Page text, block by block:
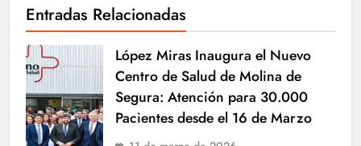
Entradas Relacionadas
López Miras Inaugura el Nuevo
Centro de Salud de Molina de
Segura: Atención para 30.000
Pacientes desde el 16 de Marzo